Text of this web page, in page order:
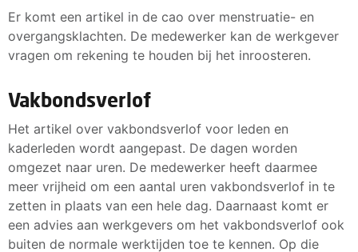
Er komt een artikel in de cao over menstruatie- en
overgangsklachten. De medewerker kan de werkgever
vragen om rekening te houden bij het inroosteren.
Vakbondsverlof
Het artikel over vakbondsverlof voor leden en
kaderleden wordt aangepast. De dagen worden
omgezet naar uren. De medewerker heeft daarmee
meer vrijheid om een aantal uren vakbondsverlof in te
zetten in plaats van een hele dag. Daarnaast komt er
een advies aan werkgevers om het vakbondsverlof ook
buiten de normale werktijden toe te kennen. Op die